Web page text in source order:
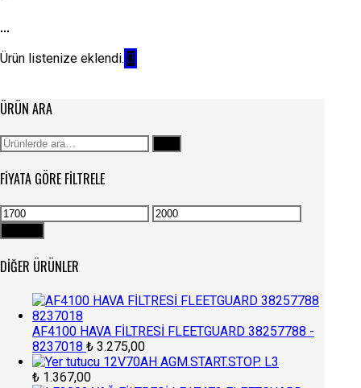
...
Ürün listenize eklendi.
ÜRÜN ARA
Ara:
FIYATA GÖRE FILTRELE
En
düşük
fiyat
En
DIĞER ÜRÜNLER
AF4100 HAVA FİLTRESİ FLEETGUARD 38257788 -
8237018 ₺ 3.275,00
12V70AH AGM.START.STOP. L3
₺ 1.367,00